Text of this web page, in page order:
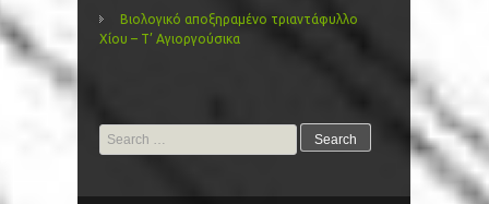
Βιολογικό αποξηραμένο τριαντάφυλλο
Χίου – Τ’ Αγιοργούσικα
Search
for: